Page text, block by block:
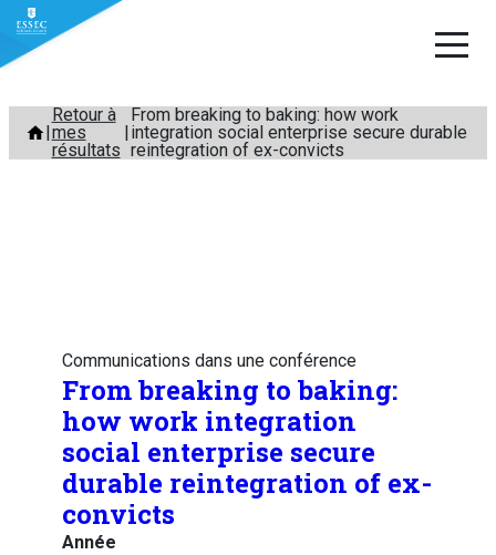
Aller
contenu
Retour à
mes
résultats
From breaking to baking: how work
integration social enterprise secure durable
reintegration of ex-convicts
Communications dans une conférence
From breaking to baking:
how work integration
social enterprise secure
durable reintegration of ex-
convicts
Année